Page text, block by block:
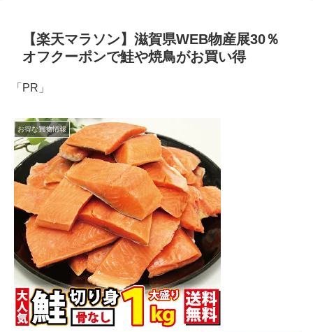
【楽天マラソン】滋賀県WEB物産展30％
オフクーポンで鮭や焼鳥がお買い得
「PR」
お得な買物情報